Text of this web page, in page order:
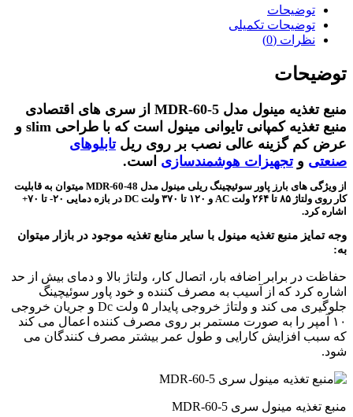
توضیحات
توضیحات تکمیلی
نظرات (0)
توضیحات
منبع تغذیه مینول مدل MDR-60-5 از سری های اقتصادی
منبع تغذیه کمپانی تایوانی مینول است که با طراحی slim و
عرض کم گزینه عالی نصب بر روی ریلتابلوهای
صنعتی وتجهیزات هوشمندسازی است.
از ویژگی های بارز پاور سوئیچینگ ریلی مینول مدل MDR-60-48 میتوان به قابلیت
کار روی ولتاژ ۸۵ تا ۲۶۴ ولت AC و ۱۲۰ تا ۳۷۰ ولت DC در بازه دمایی ۲۰- تا ۷۰+
اشاره کرد.
وجه تمایز منبع تغذیه مینول با سایر منابع تغذیه موجود در بازار میتوان
به:
حفاظت در برابر اضافه بار، اتصال کار، ولتاژ بالا و دمای بیش از حد
اشاره کرد که از آسیب به مصرف کننده و خود پاور سوئیچینگ
جلوگیری می کند و ولتاژ خروجی پایدار ۵ ولت Dc و جریان خروجی
۱۰ آمپر را به صورت مستمر بر روی مصرف کننده اعمال می کند
که سبب افزایش کارایی و طول عمر بیشتر مصرف کنندگان می
شود.
منبع تغذیه مینول سری MDR-60-5